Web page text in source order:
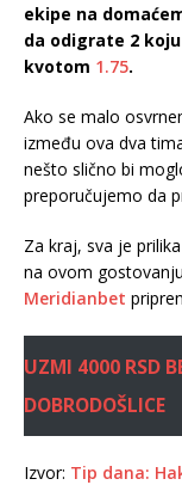
ekipe na
da odigrate 2
kvotom 1.75.
Ako se malo
između ova dva
nešto slično bi
preporučujemo da
Za kraj, sva je
na ovom
Meridianbet
UZMI 4000 RSD
DOBRODOŠLICE
Izvor: Tip dana: